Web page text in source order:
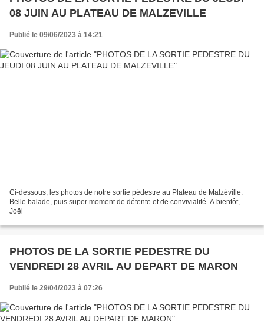
08 JUIN AU PLATEAU DE MALZEVILLE
Publié le 09/06/2023 à 14:21
Ci-dessous, les photos de notre sortie pédestre au Plateau de Malzéville.
Belle balade, puis super moment de détente et de convivialité. A bientôt,
Joël
PHOTOS DE LA SORTIE PEDESTRE DU
VENDREDI 28 AVRIL AU DEPART DE MARON
Publié le 29/04/2023 à 07:26